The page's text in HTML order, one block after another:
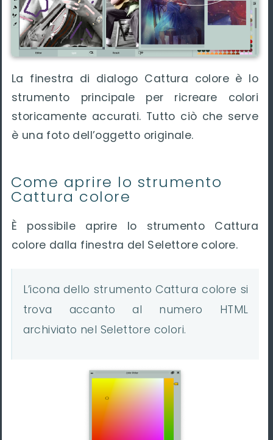
La finestra di dialogo Cattura colore è lo
strumento principale per ricreare colori
storicamente accurati. Tutto ciò che serve
è una foto dell’oggetto originale.
Come aprire lo strumento
Cattura colore
È possibile aprire lo strumento Cattura
colore dalla finestra del Selettore colore.
L’icona dello strumento Cattura colore si
trova accanto al numero HTML
archiviato nel Selettore colori.